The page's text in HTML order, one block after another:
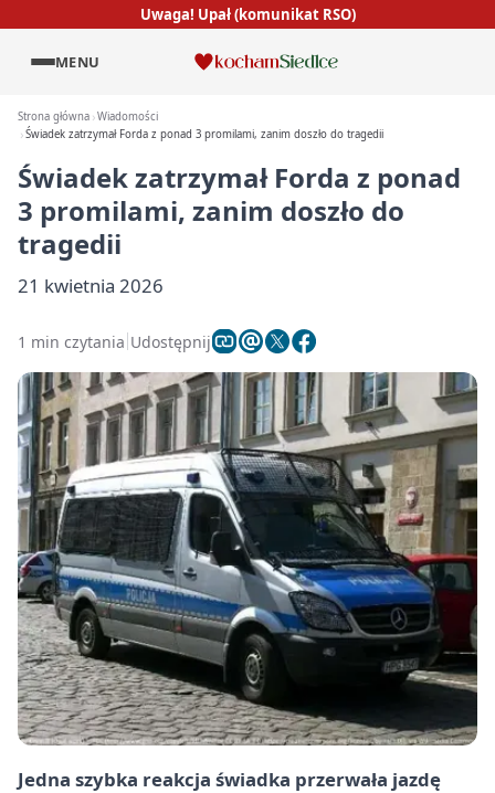
Uwaga! Upał (komunikat RSO)
MENU
Strona główna Wiadomości
Świadek zatrzymał Forda z ponad 3 promilami, zanim doszło do tragedii
Świadek zatrzymał Forda z ponad
3 promilami, zanim doszło do
tragedii
21 kwietnia 2026
1 min czytania Udostępnij
Jedna szybka reakcja świadka przerwała jazdę